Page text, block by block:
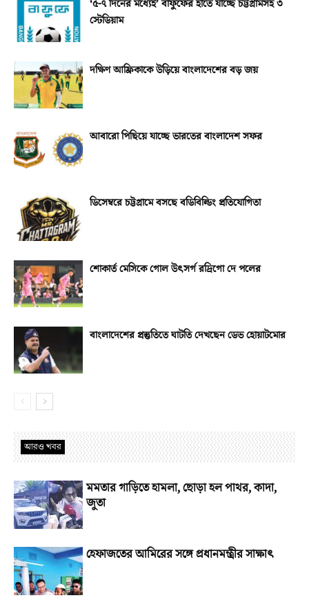
‘৫-৭ দিনের মধ্যেই’ বাফুফের হাতে যাচ্ছে চট্টগ্রামসহ ৩
স্টেডিয়াম
দক্ষিণ আফ্রিকাকে উড়িয়ে বাংলাদেশের বড় জয়
আবারো পিছিয়ে যাচ্ছে ভারতের বাংলাদেশ সফর
ডিসেম্বরে চট্টগ্রামে বসছে বডিবিল্ডিং প্রতিযোগিতা
শোকার্ত মেসিকে গোল উৎসর্গ রদ্রিগো দে পলের
বাংলাদেশের প্রস্তুতিতে ঘাটতি দেখছেন ডেভ হোয়াটমোর
আরও খবর
মমতার গাড়িতে হামলা, ছোড়া হল পাথর, কাদা,
জুতা
হেফাজতের আমিরের সঙ্গে প্রধানমন্ত্রীর সাক্ষাৎ